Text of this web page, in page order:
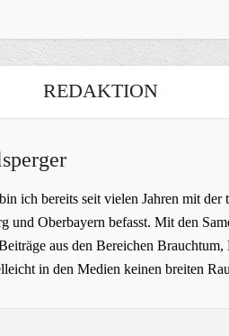
REDAKTION
ich bereits seit vielen Jahren mit der
und Oberbayern befasst. Mit den
aus den Bereichen
in den Medien keinen breiten